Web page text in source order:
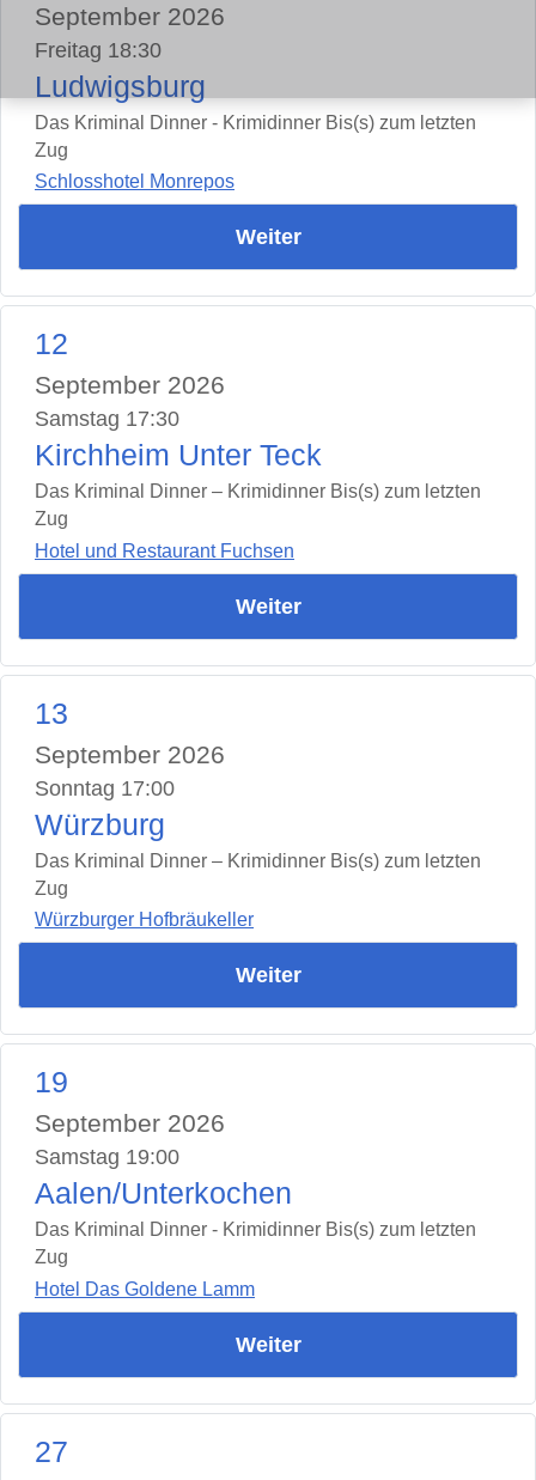
September 2026
Freitag 18:30
Ludwigsburg
Das Kriminal Dinner - Krimidinner Bis(s) zum letzten
Zug
Schlosshotel Monrepos
Weiter
12
September 2026
Samstag 17:30
Kirchheim Unter Teck
Das Kriminal Dinner – Krimidinner Bis(s) zum letzten
Zug
Hotel und Restaurant Fuchsen
Weiter
13
September 2026
Sonntag 17:00
Würzburg
Das Kriminal Dinner – Krimidinner Bis(s) zum letzten
Zug
Würzburger Hofbräukeller
Weiter
19
September 2026
Samstag 19:00
Aalen/Unterkochen
Das Kriminal Dinner - Krimidinner Bis(s) zum letzten
Zug
Hotel Das Goldene Lamm
Weiter
27